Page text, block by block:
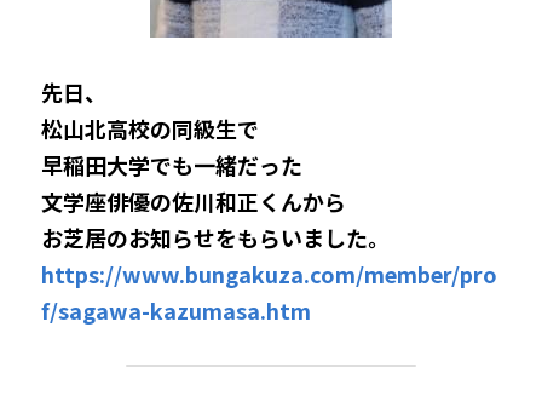
先日、
松山北高校の同級生で
早稲田大学でも一緒だった
文学座俳優の佐川和正くんから
お芝居のお知らせをもらいました。
https://www.bungakuza.com/member/pro
f/sagawa-kazumasa.htm